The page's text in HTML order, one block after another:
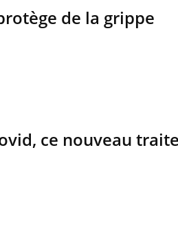
de la grippe
ce nouveau